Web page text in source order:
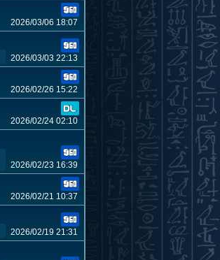
2026/03/06 18:07
2026/03/03 22:13
2026/02/26 15:22
2026/02/24 02:10
2026/02/23 16:39
2026/02/21 10:37
2026/02/19 21:31